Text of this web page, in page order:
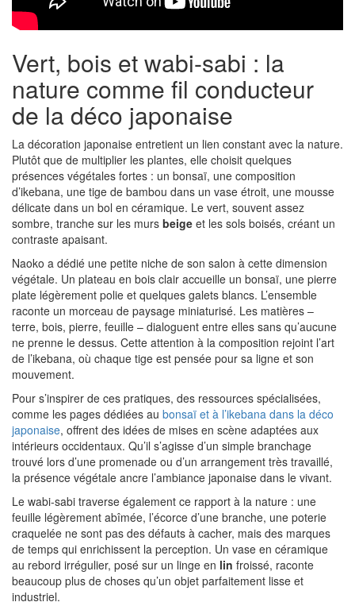
Vert, bois et wabi-sabi : la
nature comme fil conducteur
de la déco japonaise
La décoration japonaise entretient un lien constant avec la nature.
Plutôt que de multiplier les plantes, elle choisit quelques
présences végétales fortes : un bonsaï, une composition
d’ikebana, une tige de bambou dans un vase étroit, une mousse
délicate dans un bol en céramique. Le vert, souvent assez
sombre, tranche sur les murs beige et les sols boisés, créant un
contraste apaisant.
Naoko a dédié une petite niche de son salon à cette dimension
végétale. Un plateau en bois clair accueille un bonsaï, une pierre
plate légèrement polie et quelques galets blancs. L’ensemble
raconte un morceau de paysage miniaturisé. Les matières –
terre, bois, pierre, feuille – dialoguent entre elles sans qu’aucune
ne prenne le dessus. Cette attention à la composition rejoint l’art
de l’ikebana, où chaque tige est pensée pour sa ligne et son
mouvement.
Pour s’inspirer de ces pratiques, des ressources spécialisées,
comme les pages dédiées au bonsaï et à l’ikebana dans la déco
japonaise, offrent des idées de mises en scène adaptées aux
intérieurs occidentaux. Qu’il s’agisse d’un simple branchage
trouvé lors d’une promenade ou d’un arrangement très travaillé,
la présence végétale ancre l’ambiance japonaise dans le vivant.
Le wabi-sabi traverse également ce rapport à la nature : une
feuille légèrement abîmée, l’écorce d’une branche, une poterie
craquelée ne sont pas des défauts à cacher, mais des marques
de temps qui enrichissent la perception. Un vase en céramique
au rebord irrégulier, posé sur un linge en lin froissé, raconte
beaucoup plus de choses qu’un objet parfaitement lisse et
industriel.